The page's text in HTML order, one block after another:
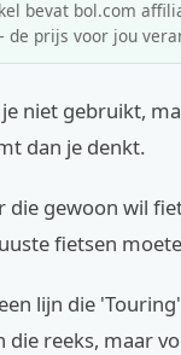
bevat bol.com
prijs voor jou
niet gebruikt,
dan je denkt.
die gewoon wil
fietsen
lijn die
die reeks, maar